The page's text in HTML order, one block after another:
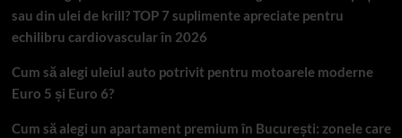
sau din ulei de krill? TOP 7 suplimente apreciate pentru
echilibru cardiovascular în 2026
Cum să alegi uleiul auto potrivit pentru motoarele moderne
Euro 5 și Euro 6?
Cum să alegi un apartament premium în București: zonele care